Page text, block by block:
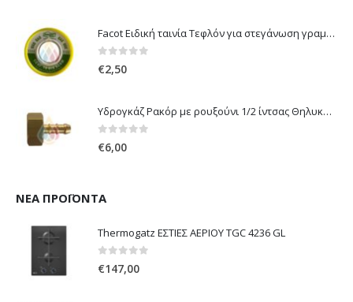
Facot Ειδική ταινία Τεφλόν για στεγάνωση γραμμών αερίου 12m
0out of 5
€2,50
Υδρογκάζ Ρακόρ με ρουξούνι 1/2 ίντσας Θηλυκό Δεξιόστροφο για σύνδεση συσκευών με λάστιχο υγραερίου 8mm
0out of 5
€6,00
ΝΈΑ ΠΡΟΪΌΝΤΑ
Thermogatz ΕΣΤΙΕΣ ΑΕΡΙΟΥ TGC 4236 GL
0out of 5
€147,00